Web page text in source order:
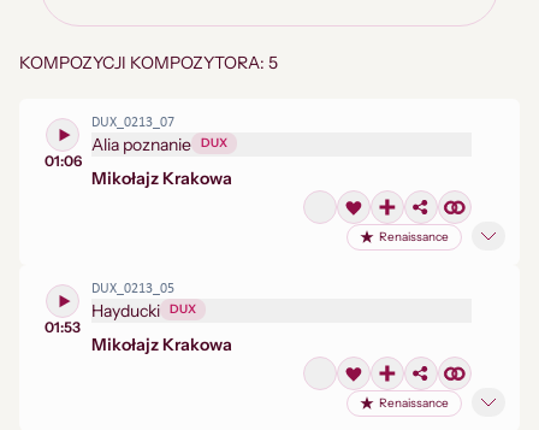
KOMPOZYCJI KOMPOZYTORA: 5
01:06
DUX_0213_07
Alia poznanie DUX
Mikołajz Krakowa
Renaissance
01:53
DUX_0213_05
Hayducki DUX
Mikołajz Krakowa
Renaissance